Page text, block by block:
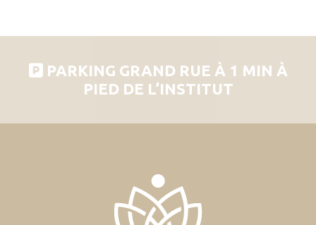
PARKING GRAND RUE À 1 MIN À
PIED DE L’INSTITUT